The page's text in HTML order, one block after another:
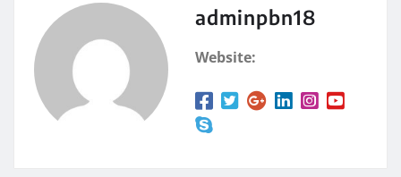
adminpbn18
Website: